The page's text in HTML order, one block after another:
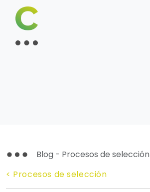
Blog - Procesos de selección
< Procesos de selección